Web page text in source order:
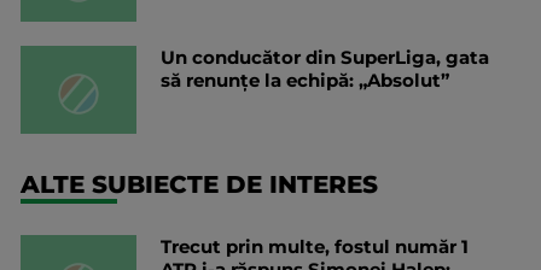
Un conducător din SuperLiga, gata
să renunțe la echipă: „Absolut”
ALTE SUBIECTE DE INTERES
Trecut prin multe, fostul număr 1